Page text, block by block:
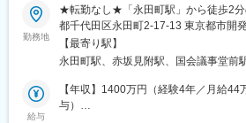
勤務地
★転勤なし★「永田町駅」から徒歩2
都千代田区永田町2-17-13 東京都市開
線／南北線／有楽町線「永田町駅」か
内線／銀座線「赤坂見附駅」から6分※
【最寄り駅】
永田町駅、赤坂見附駅、国会議事堂前
給与
【年収】1400万円（経験4年／月給
与）